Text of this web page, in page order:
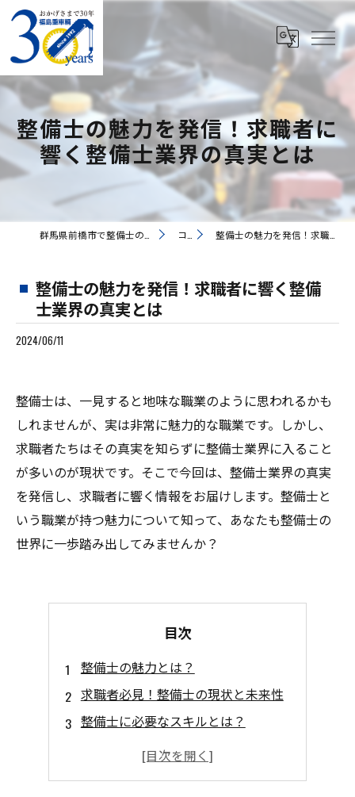
整備士の魅力を発信！求職者に
響く整備士業界の真実とは
コラム 整備士の魅力を発信！求職者に響く整備士業界の真実とは
整備士の魅力を発信！求職者に響く整備
士業界の真実とは
2024/06/11
整備士は、一見すると地味な職業のように思われるかも
しれませんが、実は非常に魅力的な職業です。しかし、
求職者たちはその真実を知らずに整備士業界に入ること
が多いのが現状です。そこで今回は、整備士業界の真実
を発信し、求職者に響く情報をお届けします。整備士と
いう職業が持つ魅力について知って、あなたも整備士の
世界に一歩踏み出してみませんか？
目次
整備士の魅力とは？
求職者必見！整備士の現状と未来性
整備士に必要なスキルとは？
整備士の働き方と収入について